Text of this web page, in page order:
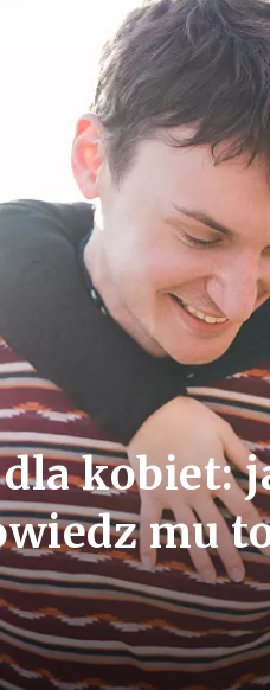
kobiet:
mu